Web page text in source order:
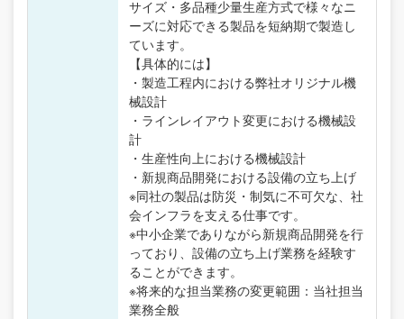
サイズ・多品種少量生産方式で様々なニ
ーズに対応できる製品を短納期で製造し
ています。
【具体的には】
・製造工程内における弊社オリジナル機
械設計
・ラインレイアウト変更における機械設
計
・生産性向上における機械設計
・新規商品開発における設備の立ち上げ
※同社の製品は防災・制気に不可欠な、社
会インフラを支える仕事です。
※中小企業でありながら新規商品開発を行
っており、設備の立ち上げ業務を経験す
ることができます。
※将来的な担当業務の変更範囲：当社担当
業務全般